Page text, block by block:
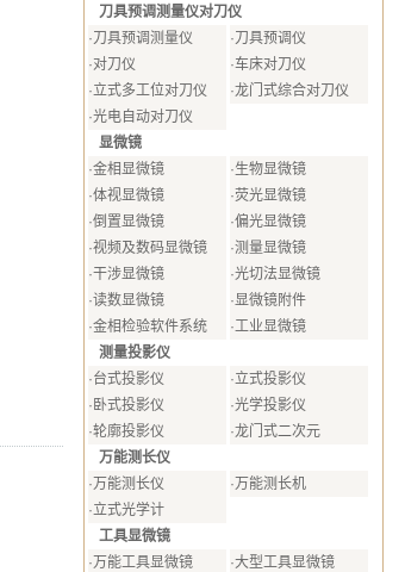
刀具预调测量仪对刀仪
·刀具预调测量仪 ·刀具预调仪
·对刀仪 ·车床对刀仪
·立式多工位对刀仪 ·龙门式综合对刀仪
·光电自动对刀仪
显微镜
·金相显微镜 ·生物显微镜
·体视显微镜 ·荧光显微镜
·倒置显微镜 ·偏光显微镜
·视频及数码显微镜 ·测量显微镜
·干涉显微镜 ·光切法显微镜
·读数显微镜 ·显微镜附件
·金相检验软件系统 ·工业显微镜
测量投影仪
·台式投影仪 ·立式投影仪
· 卧式投影仪 ·光学投影仪
·轮廓投影仪 ·龙门式二次元
万能测长仪
·万能测长仪 ·万能测长机
·立式光学计
工具显微镜
·万能工具显微镜 ·大型工具显微镜